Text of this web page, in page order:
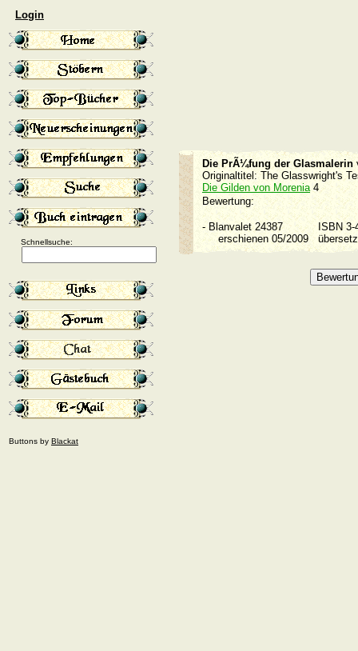
Login
Schnellsuche:
Buttons by Blackat
Die PrÃ¼fung der Glasmalerin
Originaltitel: The Glasswright's
Die Gilden von Morenia4
Bewertung:
- Blanvalet 24387
ISBN
erschienen 05/2009